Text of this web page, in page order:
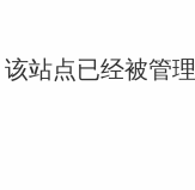
站点已经被管